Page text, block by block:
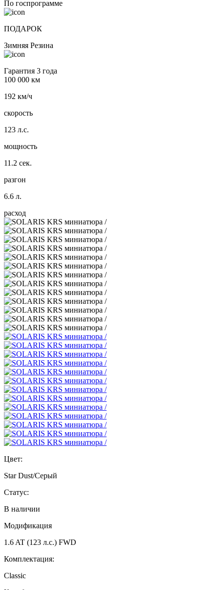
По госпрограмме
ПОДАРОК
Зимняя Резина
Гарантия 3 года
100 000 км
192 км/ч
скорость
123 л.с.
мощность
11.2 сек.
разгон
6.6 л.
расход
Цвет:
Star Dust/Серый
Статус:
В наличии
Модификация
1.6 AT (123 л.с.) FWD
Комплектация:
Classic